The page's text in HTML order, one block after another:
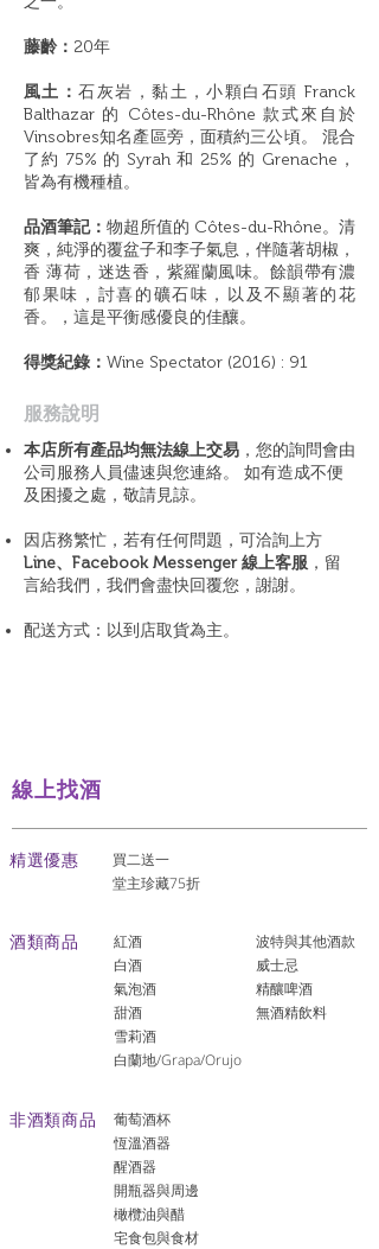
藤齡： 20年
風土：石灰岩，黏土，小顆白石頭 Franck
Balthazar 的 Côtes-du-Rhône 款式來自於
Vinsobres知名產區旁，面積約三公頃。 混合
了約 75% 的 Syrah 和 25% 的 Grenache，
皆為有機種植。
品酒筆記： 物超所值的 Côtes-du-Rhône。清
爽，純淨的覆盆子和李子氣息，伴隨著胡椒，
香 薄荷，迷迭香，紫羅蘭風味。餘韻帶有濃
郁果味，討喜的礦石味，以及不顯著的花
香。，這是平衡感優良的佳釀。
得獎紀錄： Wine Spectator (2016) : 91
​服務說明
本店所有產品均無法線上交易 ，您的詢問會由
公司服務人員儘速與您連絡。 如有造成不便
及困擾之處，敬請見諒。
因店務繁忙，若有任何問題，可洽詢上方
Line、Facebook Messenger 線上客服 ，留
言給我們，我們會盡快回覆您，謝謝。
配送方式：以到店取貨為主。
線上找酒
​精選優惠
買二送一
堂主珍藏75折
酒類商品
紅酒
白酒
氣泡酒
​甜酒
雪莉酒
白蘭地/Grapa/Orujo
波特與其他酒款
威士忌
精釀啤酒
​無酒精飲料
非酒類商品
葡萄酒杯
恆溫酒器
醒酒器
開瓶器與周邊
橄欖油與醋
宅食包與食材